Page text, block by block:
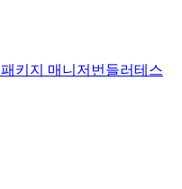
패키지 매니저 번들러테스